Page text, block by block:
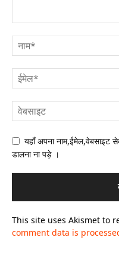
यहाँ अपना नाम,ईमेल,वेबसाइट
डालना ना पड़े ।
This site uses Akismet to
comment data is